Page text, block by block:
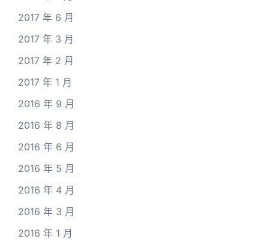
2017 年 6 月
2017 年 3 月
2017 年 2 月
2017 年 1 月
2016 年 9 月
2016 年 8 月
2016 年 6 月
2016 年 5 月
2016 年 4 月
2016 年 3 月
2016 年 1 月